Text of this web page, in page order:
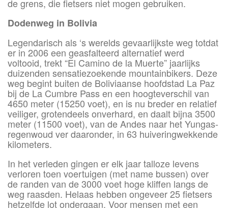
de grens, die fietsers niet mogen gebruiken.
Dodenweg in Bolivia
Legendarisch als ‘s werelds gevaarlijkste weg totdat
er in 2006 een geasfalteerd alternatief werd
voltooid, trekt “El Camino de la Muerte” jaarlijks
duizenden sensatiezoekende mountainbikers. Deze
weg begint buiten de Boliviaanse hoofdstad La Paz
bij de La Cumbre Pass en een hoogteverschil van
4650 meter (15250 voet), en is nu breder en relatief
veiliger, grotendeels onverhard, en daalt bijna 3500
meter (11500 voet), van de Andes naar het Yungas-
regenwoud ver daaronder, in 63 huiveringwekkende
kilometers.
In het verleden gingen er elk jaar talloze levens
verloren toen voertuigen (met name bussen) over
de randen van de 3000 voet hoge kliffen langs de
weg raasden. Helaas hebben ongeveer 25 fietsers
hetzelfde lot ondergaan. Voor mensen met een